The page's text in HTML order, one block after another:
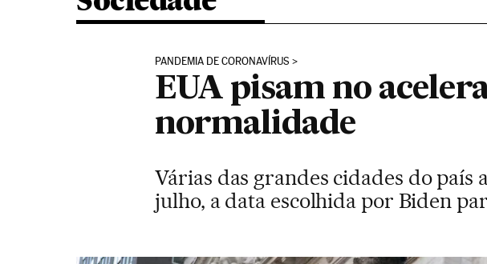
PANDEMIA DE CORONAVÍRUS
EUA pisam no
normalidade
Várias das grandes cidades do
julho, a data escolhida por Biden